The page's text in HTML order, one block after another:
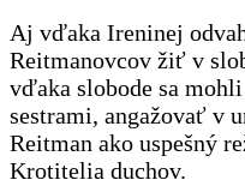
Aj vďaka Ireninej
Reitmanovcov žiť v
vďaka slobode sa
sestrami, angažovať v
Reitman ako uspešný
Krotitelia duchov.